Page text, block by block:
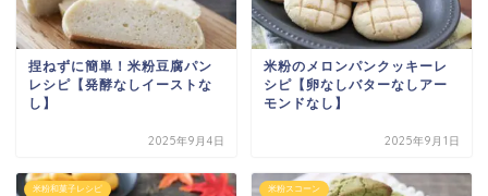
捏ねずに簡単！米粉豆腐パン
レシピ【発酵なしイーストな
し】
2025年9月4日
米粉のメロンパンクッキーレ
シピ【卵なしバターなしアー
モンドなし】
2025年9月1日
米粉和菓子レシピ 米粉スコーン